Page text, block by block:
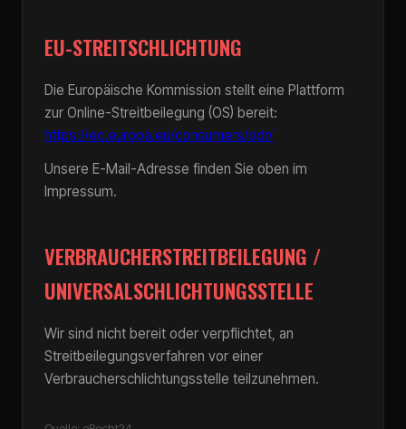
EU-STREITSCHLICHTUNG
Die Europäische Kommission stellt eine Plattform
zur Online-Streitbeilegung (OS) bereit:
https://ec.europa.eu/consumers/odr/
Unsere E-Mail-Adresse finden Sie oben im
Impressum.
VERBRAUCHERSTREITBEILEGUNG /
UNIVERSALSCHLICHTUNGSSTELLE
Wir sind nicht bereit oder verpflichtet, an
Streitbeilegungsverfahren vor einer
Verbraucherschlichtungsstelle teilzunehmen.